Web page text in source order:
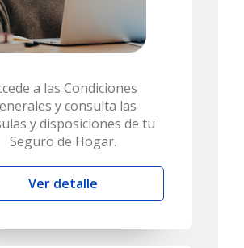
a las Condiciones
y consulta las
y disposiciones de tu
Seguro de Hogar.
Ver detalle